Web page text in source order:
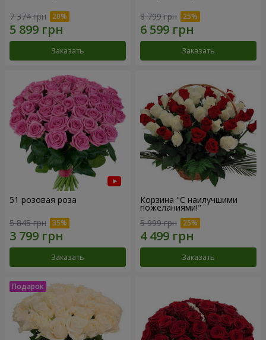
7 374 грн
Заказать
8 799 грн
Заказать
51 розовая роза
5 845 грн
Заказать
Корзина "С наилучшими
пожеланиями!"
5 999 грн
Заказать